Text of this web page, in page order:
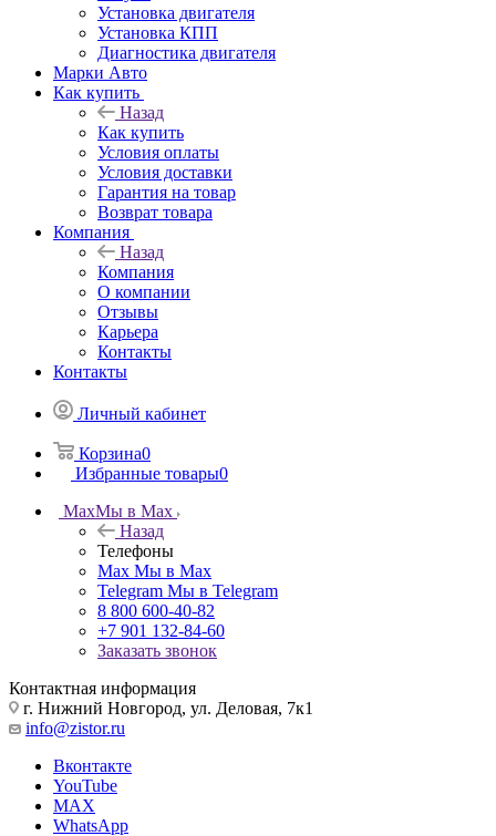
Установка двигателя
Установка КПП
Диагностика двигателя
Марки Авто
Как купить
Назад
Как купить
Условия оплаты
Условия доставки
Гарантия на товар
Возврат товара
Компания
Назад
Компания
О компании
Отзывы
Карьера
Контакты
Контакты
Личный кабинет
Корзина0
Избранные товары0
MaxМы в Max
Назад
Телефоны
Max Мы в Max
Telegram Мы в Telegram
8 800 600-40-82
+7 901 132-84-60
Заказать звонок
Контактная информация
г. Нижний Новгород, ул. Деловая, 7к1
info@zistor.ru
Вконтакте
YouTube
MAX
WhatsApp